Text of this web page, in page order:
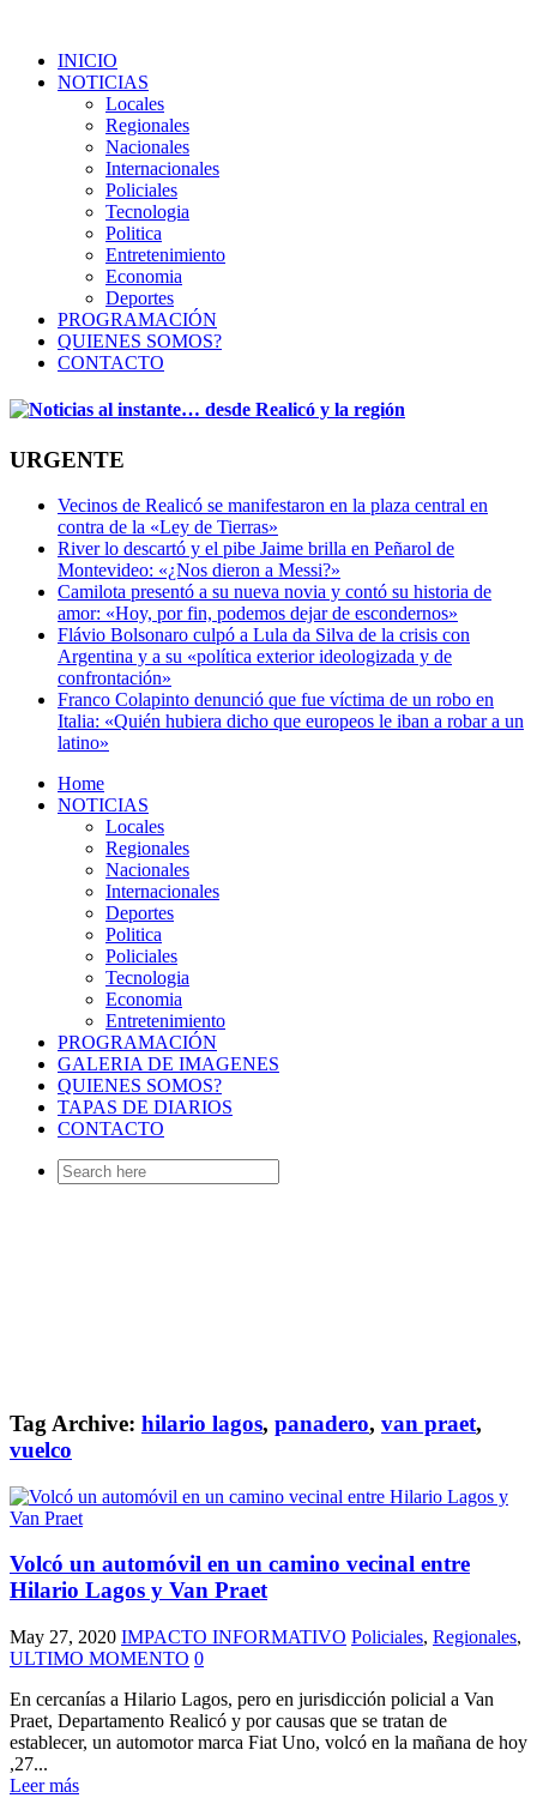
INICIO
NOTICIAS
Locales
Regionales
Nacionales
Internacionales
Policiales
Tecnologia
Politica
Entretenimiento
Economia
Deportes
PROGRAMACIÓN
QUIENES SOMOS?
CONTACTO
URGENTE
Vecinos de Realicó se manifestaron en la plaza central en
contra de la «Ley de Tierras»
River lo descartó y el pibe Jaime brilla en Peñarol de
Montevideo: «¿Nos dieron a Messi?»
Camilota presentó a su nueva novia y contó su historia de
amor: «Hoy, por fin, podemos dejar de escondernos»
Flávio Bolsonaro culpó a Lula da Silva de la crisis con
Argentina y a su «política exterior ideologizada y de
confrontación»
Franco Colapinto denunció que fue víctima de un robo en
Italia: «Quién hubiera dicho que europeos le iban a robar a un
latino»
Home
NOTICIAS
Locales
Regionales
Nacionales
Internacionales
Deportes
Politica
Policiales
Tecnologia
Economia
Entretenimiento
PROGRAMACIÓN
GALERIA DE IMAGENES
QUIENES SOMOS?
TAPAS DE DIARIOS
CONTACTO
Search
for:
Tag Archive: hilario lagos, panadero, van praet,
vuelco
Volcó un automóvil en un camino vecinal entre
Hilario Lagos y Van Praet
May 27, 2020 IMPACTO INFORMATIVO Policiales, Regionales,
ULTIMO MOMENTO 0
En cercanías a Hilario Lagos, pero en jurisdicción policial a Van
Praet, Departamento Realicó y por causas que se tratan de
establecer, un automotor marca Fiat Uno, volcó en la mañana de hoy
,27...
Leer más